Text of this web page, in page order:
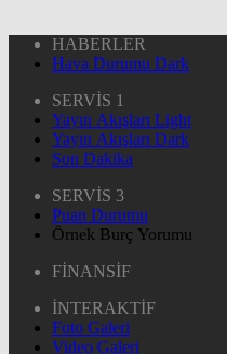
HABERLER
Hava Durumu Dark
SERVİS 1
Yayın Akışları Light
Yayın Akışları Dark
Son Dakika
SERVİS 3
Puan Durumu
Örnek Burç Yorumu
FİNANSİF
İNTERAKTİF
Foto Galeri
Video Galeri